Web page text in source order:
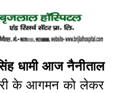
धामी आज नैनीताल
के आगमन को लेकर